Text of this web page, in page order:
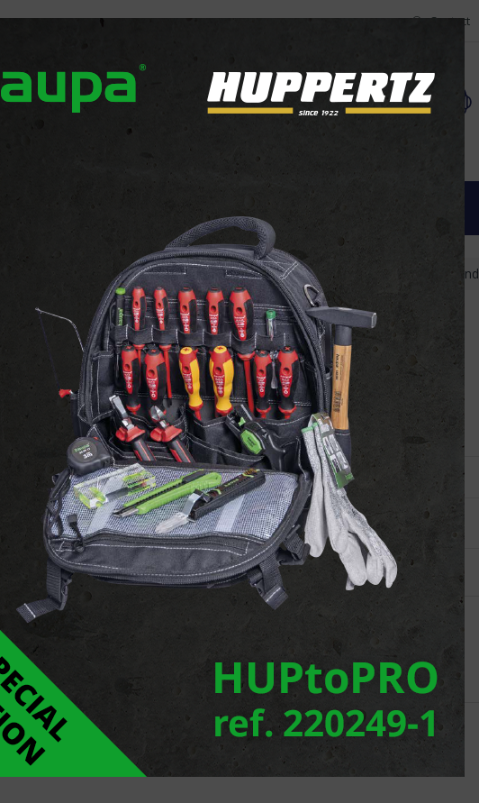
Contact
Nos marques Actualités
Téléchargements
ECLAIRAGES DECORATIFS Luminaires muraux et de plafond
Applique LED solaire
Voir le site web du fournisseur
Signaler une erreur
Téléchargements